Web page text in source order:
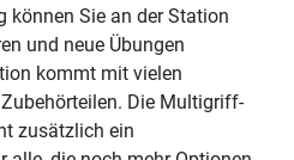
können Sie an der Station
und neue Übungen
kommt mit vielen
Die Multigriff-
zusätzlich ein